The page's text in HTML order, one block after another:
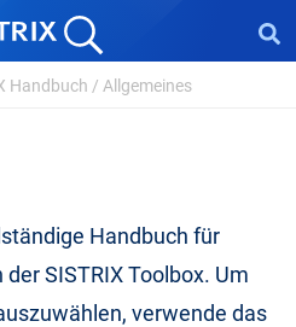
Handbuch / Allgemeines
Handbuch für
SISTRIX Toolbox. Um
verwende das